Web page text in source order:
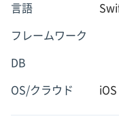
言語
フレームワーク
DB
OS/クラウド iOS